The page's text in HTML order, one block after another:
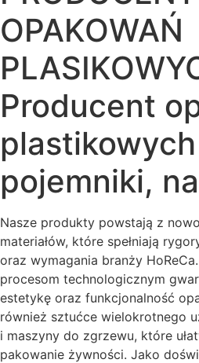
OPAKOWAŃ
Producent
pojemniki,
Nasze produkty powstają z
materiałów, które spełniają
oraz wymagania branży
procesom technologicznym
estetykę oraz funkcjonalność
również sztućce wielokrotnego
i maszyny do zgrzewu, które
pakowanie żywności. Jako